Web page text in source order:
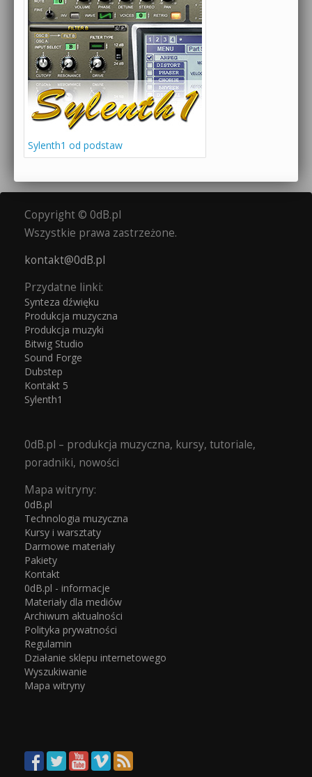
Sylenth1 od podstaw
Copyright © 0dB.pl
Wszystkie prawa zastrzeżone.
kontakt@0dB.pl
Przydatne linki:
Synteza dźwięku
Produkcja muzyczna
Produkcja muzyki
Bitwig Studio
Sound Forge
Dubstep
Kontakt 5
Sylenth1
0dB.pl – produkcja muzyczna, kursy, tutoriale,
poradniki, nowości
Mapa witryny:
0dB.pl
Technologia muzyczna
Kursy i warsztaty
Darmowe materiały
Pakiety
Kontakt
0dB.pl - informacje
Materiały dla mediów
Archiwum aktualności
Polityka prywatności
Regulamin
Działanie sklepu internetowego
Wyszukiwanie
Mapa witryny